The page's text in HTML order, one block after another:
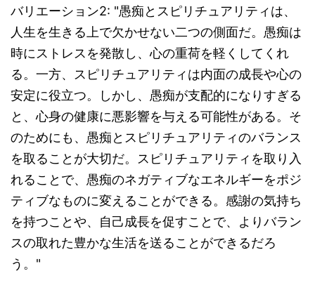
バリエーション2: "愚痴とスピリチュアリティは、
人生を生きる上で欠かせない二つの側面だ。愚痴は
時にストレスを発散し、心の重荷を軽くしてくれ
る。一方、スピリチュアリティは内面の成長や心の
安定に役立つ。しかし、愚痴が支配的になりすぎる
と、心身の健康に悪影響を与える可能性がある。そ
のためにも、愚痴とスピリチュアリティのバランス
を取ることが大切だ。スピリチュアリティを取り入
れることで、愚痴のネガティブなエネルギーをポジ
ティブなものに変えることができる。感謝の気持ち
を持つことや、自己成長を促すことで、よりバラン
スの取れた豊かな生活を送ることができるだろ
う。"